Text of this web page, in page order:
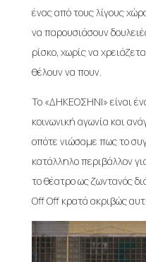
ένας από τους λίγους
να παρουσιάσουν
ρίσκο, χωρίς να
θέλουν να πουν.
Το «ΔΗΚΕΟΣΗΝΙ» είναι
κοινωνική αγωνία και
οπότε νιώσαμε πως το
κατάλληλο περιβάλλον
το θέατρο ως ζωντανός
Off Off κρατά ακριβώς